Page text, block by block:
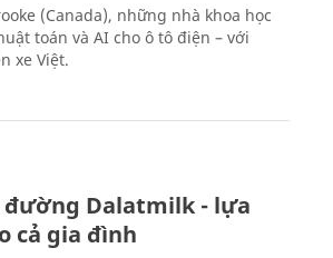
(Canada), những nhà khoa học
toán và AI cho ô tô điện – với
xe Việt.
Dalatmilk - lựa
cả gia đình